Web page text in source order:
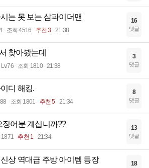
는 못 보는 삼파이더맨
조회 4516 추천 3 21:38
16
댓글
찾아봤는데
Lv.76 조회 1810 21:38
3
댓글
디 해킹.
조회 1801 추천 5 21:34
8
댓글
징어분 계십니까??
1871 추천 1 21:34
13
댓글
상 역대급 주방 아이템 등장 18